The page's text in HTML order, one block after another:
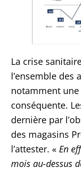
La crise
l’ensemble des
notamment
conséquente.
dernière par
des magasins
l’attester. « En
mois au-dessus